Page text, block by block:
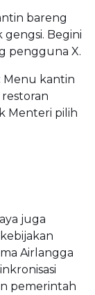
bareng
gengsi. Begini
pengguna X.
Menu kantin
Menteri pilih
juga
Airlangga
pemerintah